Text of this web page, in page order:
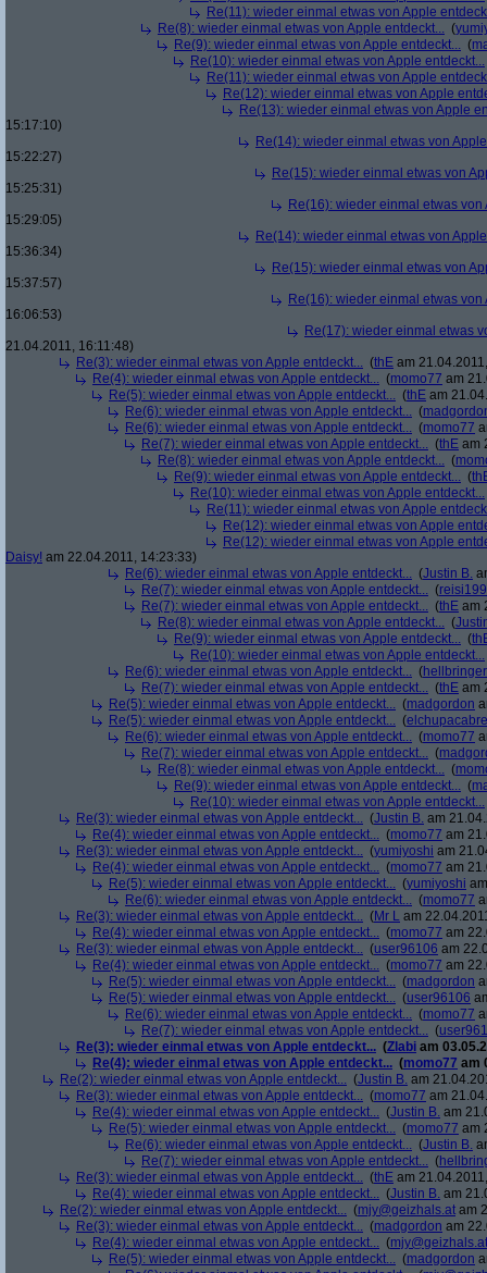
Re(11): wieder einmal etwas von Apple
Re(8): wieder einmal etwas von Apple entdeckt... (
Re(9): wieder einmal etwas von Apple entdeckt... (
Re(10): wieder einmal etwas von Apple entdeckt...
Re(11): wieder einmal etwas von Apple
Re(12): wieder einmal etwas von Apple
Re(13): wieder einmal etwas von Apple
15:17:10)
Re(14): wieder einmal etwas von
15:22:27)
Re(15): wieder einmal etwas von
15:25:31)
Re(16): wieder einmal etwas von
15:29:05)
Re(14): wieder einmal etwas von
15:36:34)
Re(15): wieder einmal etwas von
15:37:57)
Re(16): wieder einmal etwas von
16:06:53)
Re(17): wieder einmal etwas
21.04.2011, 16:11:48)
Re(3): wieder einmal etwas von Apple entdeckt... (thE am
Re(4): wieder einmal etwas von Apple entdeckt... (momo77 am
Re(5): wieder einmal etwas von Apple entdeckt... (thE am
Re(6): wieder einmal etwas von Apple entdeckt... (
Re(6): wieder einmal etwas von Apple entdeckt... (momo77
Re(7): wieder einmal etwas von Apple entdeckt... (thE am
Re(8): wieder einmal etwas von Apple entdeckt... (
Re(9): wieder einmal etwas von Apple entdeckt... (
Re(10): wieder einmal etwas von Apple entdeckt...
Re(11): wieder einmal etwas von Apple
Re(12): wieder einmal etwas von Apple
Re(12): wieder einmal etwas von Apple
Daisy! am 22.04.2011, 14:23:33)
Re(6): wieder einmal etwas von Apple entdeckt... (Justin B.
Re(7): wieder einmal etwas von Apple entdeckt... (
Re(7): wieder einmal etwas von Apple entdeckt... (thE am
Re(8): wieder einmal etwas von Apple entdeckt... (
Re(9): wieder einmal etwas von Apple entdeckt... (
Re(10): wieder einmal etwas von Apple entdeckt...
Re(6): wieder einmal etwas von Apple entdeckt... (hellbringer
Re(7): wieder einmal etwas von Apple entdeckt... (thE am
Re(5): wieder einmal etwas von Apple entdeckt... (madgordon
Re(5): wieder einmal etwas von Apple entdeckt... (elchupacabre
Re(6): wieder einmal etwas von Apple entdeckt... (momo77
Re(7): wieder einmal etwas von Apple entdeckt... (
Re(8): wieder einmal etwas von Apple entdeckt... (
Re(9): wieder einmal etwas von Apple entdeckt... (
Re(10): wieder einmal etwas von Apple entdeckt...
Re(3): wieder einmal etwas von Apple entdeckt... (Justin B. am
Re(4): wieder einmal etwas von Apple entdeckt... (momo77 am
Re(3): wieder einmal etwas von Apple entdeckt... (yumiyoshi am
Re(4): wieder einmal etwas von Apple entdeckt... (momo77 am
Re(5): wieder einmal etwas von Apple entdeckt... (yumiyoshi
Re(6): wieder einmal etwas von Apple entdeckt... (momo77
Re(3): wieder einmal etwas von Apple entdeckt... (Mr L am
Re(4): wieder einmal etwas von Apple entdeckt... (momo77 am
Re(3): wieder einmal etwas von Apple entdeckt... (user96106 am
Re(4): wieder einmal etwas von Apple entdeckt... (momo77 am
Re(5): wieder einmal etwas von Apple entdeckt... (madgordon
Re(5): wieder einmal etwas von Apple entdeckt... (user96106
Re(6): wieder einmal etwas von Apple entdeckt... (momo77
Re(7): wieder einmal etwas von Apple entdeckt... (
Re(3): wieder einmal etwas von Apple entdeckt... (Zlabi am
Re(4): wieder einmal etwas von Apple entdeckt... (momo77 am
Re(2): wieder einmal etwas von Apple entdeckt... (Justin B. am
Re(3): wieder einmal etwas von Apple entdeckt... (momo77 am
Re(4): wieder einmal etwas von Apple entdeckt... (Justin B. am
Re(5): wieder einmal etwas von Apple entdeckt... (momo77 am
Re(6): wieder einmal etwas von Apple entdeckt... (Justin B.
Re(7): wieder einmal etwas von Apple entdeckt... (
Re(3): wieder einmal etwas von Apple entdeckt... (thE am
Re(4): wieder einmal etwas von Apple entdeckt... (Justin B. am
Re(2): wieder einmal etwas von Apple entdeckt... (mjy@geizhals.at am
Re(3): wieder einmal etwas von Apple entdeckt... (madgordon am
Re(4): wieder einmal etwas von Apple entdeckt... (mjy@geizhals.at
Re(5): wieder einmal etwas von Apple entdeckt... (madgordon